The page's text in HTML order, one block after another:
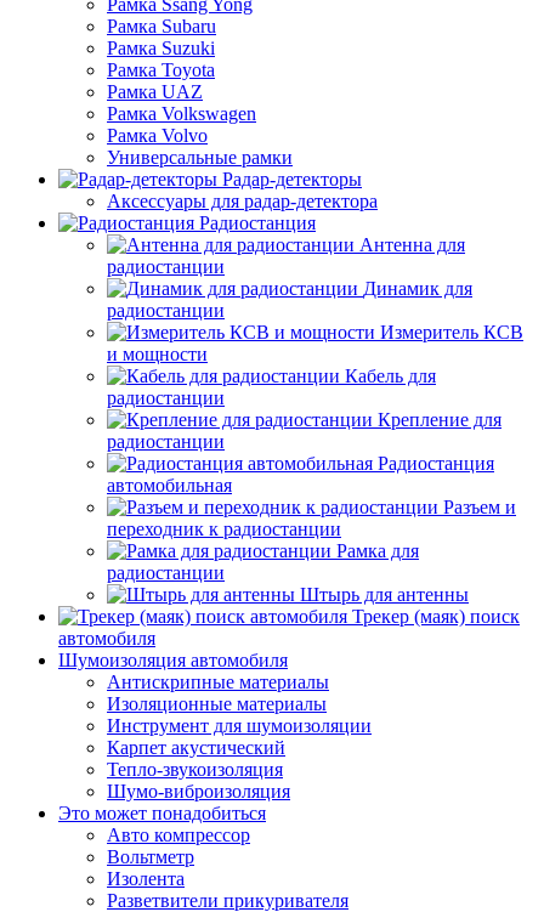
Рамка Ssang Yong
Рамка Subaru
Рамка Suzuki
Рамка Toyota
Рамка UAZ
Рамка Volkswagen
Рамка Volvo
Универсальные рамки
Радар-детекторы
Аксессуары для радар-детектора
Радиостанция
Антенна для
радиостанции
Динамик для
радиостанции
Измеритель КСВ
и мощности
Кабель для
радиостанции
Крепление для
радиостанции
Радиостанция
автомобильная
Разъем и
переходник к радиостанции
Рамка для
радиостанции
Штырь для антенны
Трекер (маяк) поиск
автомобиля
Шумоизоляция автомобиля
Антискрипные материалы
Изоляционные материалы
Инструмент для шумоизоляции
Карпет акустический
Тепло-звукоизоляция
Шумо-виброизоляция
Это может понадобиться
Авто компрессор
Вольтметр
Изолента
Разветвители прикуривателя